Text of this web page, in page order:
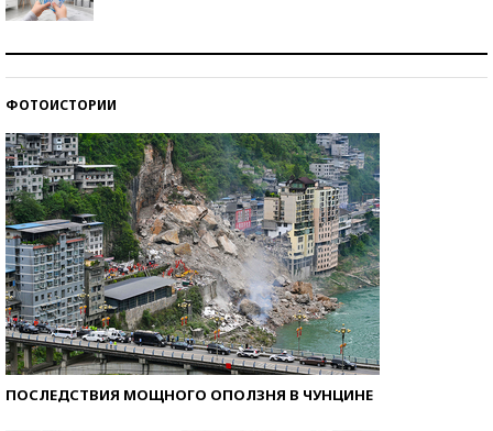
ФОТОИСТОРИИ
ПОСЛЕДСТВИЯ МОЩНОГО ОПОЛЗНЯ В ЧУНЦИНЕ